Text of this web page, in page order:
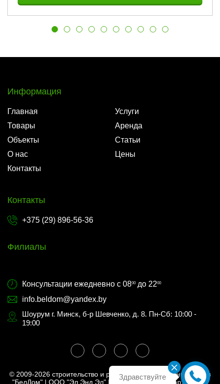
Информация
Главная
Услуги
Товары
Аренда
Объекты
Статьи
О нас
Цены
Контакты
Контакты
+375 (29) 896-56-36
Филиалы
Консультации ежедневно с 0800до 2200
info.beldom@yandex.by
Шоурум г. Минск, б-р Шевченко, д. 8. Пн-Сб: 10:00 -
19:00
© 2009-2026 строительство и реставрация деревянных домов
"БелДом" | ООО "Эл Энд Эл" | УНП 193953272 |
Карта сайта
Здравствуйте